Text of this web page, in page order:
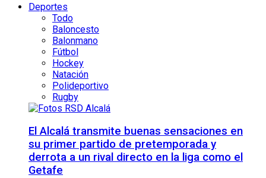
Deportes
Todo
Baloncesto
Balonmano
Fútbol
Hockey
Natación
Polideportivo
Rugby
El Alcalá transmite buenas sensaciones en
su primer partido de pretemporada y
derrota a un rival directo en la liga como el
Getafe